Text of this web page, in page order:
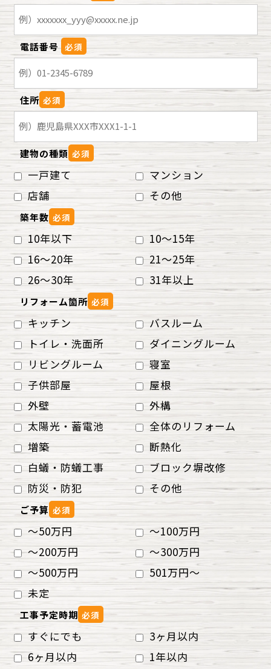
電話番号 必須
住所 必須
建物の種類 必須
一戸建て
マンション
店舗
その他
築年数 必須
10年以下
10～15年
16～20年
21～25年
26～30年
31年以上
リフォーム箇所 必須
キッチン
バスルーム
トイレ・洗面所
ダイニングルーム
リビングルーム
寝室
子供部屋
屋根
外壁
外構
太陽光・蓄電池
全体のリフォーム
増築
断熱化
白蟻・防蟻工事
ブロック塀改修
防災・防犯
その他
ご予算 必須
～50万円
～100万円
～200万円
～300万円
～500万円
501万円～
未定
工事予定時期 必須
すぐにでも
3ヶ月以内
6ヶ月以内
1年以内